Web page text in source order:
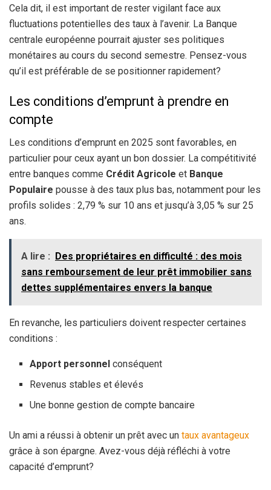
Cela dit, il est important de rester vigilant face aux
fluctuations potentielles des taux à l’avenir. La Banque
centrale européenne pourrait ajuster ses politiques
monétaires au cours du second semestre. Pensez-vous
qu’il est préférable de se positionner rapidement?
Les conditions d’emprunt à prendre en
compte
Les conditions d’emprunt en 2025 sont favorables, en
particulier pour ceux ayant un bon dossier. La compétitivité
entre banques comme Crédit Agricole et Banque
Populaire pousse à des taux plus bas, notamment pour les
profils solides : 2,79 % sur 10 ans et jusqu’à 3,05 % sur 25
ans.
A lire :
Des propriétaires en difficulté : des mois
sans remboursement de leur prêt immobilier sans
dettes supplémentaires envers la banque
En revanche, les particuliers doivent respecter certaines
conditions :
Apport personnel conséquent
Revenus stables et élevés
Une bonne gestion de compte bancaire
Un ami a réussi à obtenir un prêt avec un taux avantageux
grâce à son épargne. Avez-vous déjà réfléchi à votre
capacité d’emprunt?